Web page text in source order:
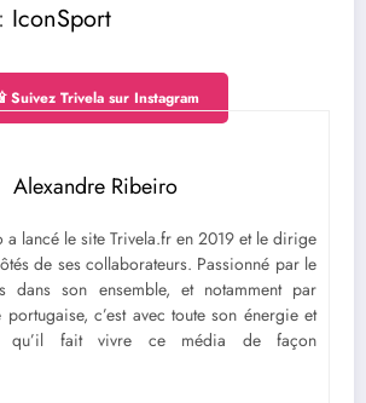
IconSport
Suivez Trivela sur Instagram
Alexandre Ribeiro
a lancé le site Trivela.fr en 2019 et le dirige
de ses collaborateurs. Passionné par le
dans son ensemble, et notamment par
portugaise, c’est avec toute son énergie et
qu’il fait vivre ce média de façon